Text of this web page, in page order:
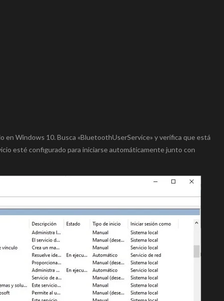
Windows 10. Busca «BluetoothUserService» y verifica que está
esté configurado para iniciarse automáticamente junto con